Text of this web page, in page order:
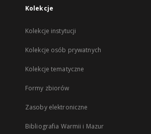
Kolekcje
Kolekcje instytucji
Kolekcje osób prywatnych
Kolekcje tematyczne
Formy zbiorów
Zasoby elektroniczne
Bibliografia Warmii i Mazur